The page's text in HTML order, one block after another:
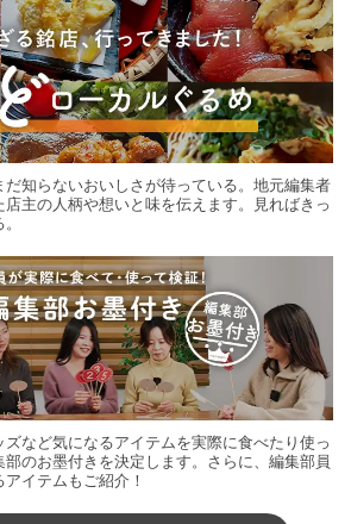
知らないおいしさが待っている。地元編集者
主の人柄や想いと味を伝えます。見ればきっ
など気になるアイテムを実際に食べたり使っ
のお墨付きを決定します。さらに、編集部員
イテムもご紹介！